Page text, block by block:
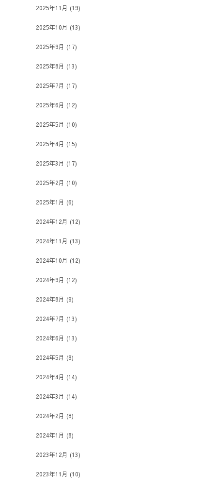
2025年11月 (19)
2025年10月 (13)
2025年9月 (17)
2025年8月 (13)
2025年7月 (17)
2025年6月 (12)
2025年5月 (10)
2025年4月 (15)
2025年3月 (17)
2025年2月 (10)
2025年1月 (6)
2024年12月 (12)
2024年11月 (13)
2024年10月 (12)
2024年9月 (12)
2024年8月 (9)
2024年7月 (13)
2024年6月 (13)
2024年5月 (8)
2024年4月 (14)
2024年3月 (14)
2024年2月 (8)
2024年1月 (8)
2023年12月 (13)
2023年11月 (10)